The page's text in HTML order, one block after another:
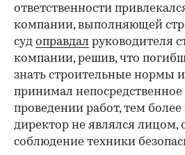
ответственности
компании, выполняющей
суд оправдал руководителя
компании, решив, что
знать строительные нормы
принимал непосредственное
проведении работ, тем более
директор не являлся лицом,
соблюдение техники